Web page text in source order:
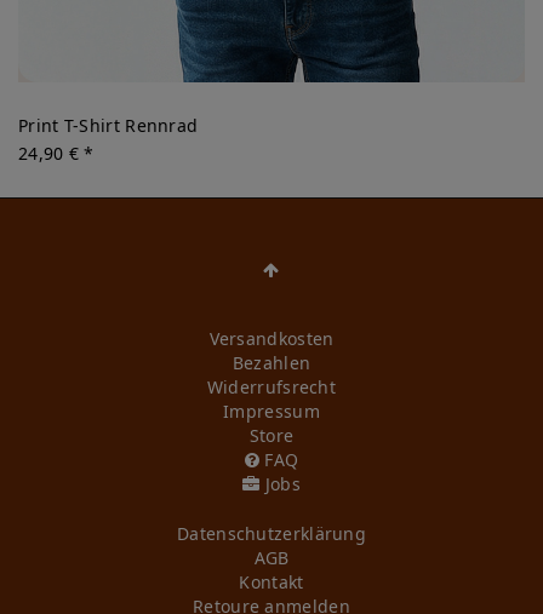
Print T-Shirt Rennrad
24,90 € *
Versandkosten
Bezahlen
Widerrufs­recht
Impressum
Store
FAQ
Jobs
Daten­schutz­erklärung
AGB
Kontakt
Retoure anmelden